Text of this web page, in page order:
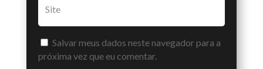
Salvar meus dados neste navegador para a
próxima vez que eu comentar.